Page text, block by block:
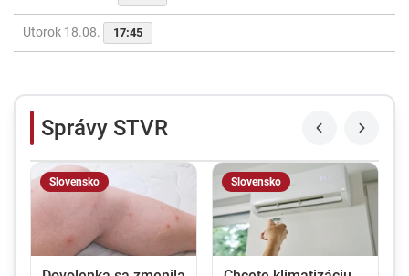
Utorok 18.08. 17:45
Správy STVR
Slovensko Slovensko